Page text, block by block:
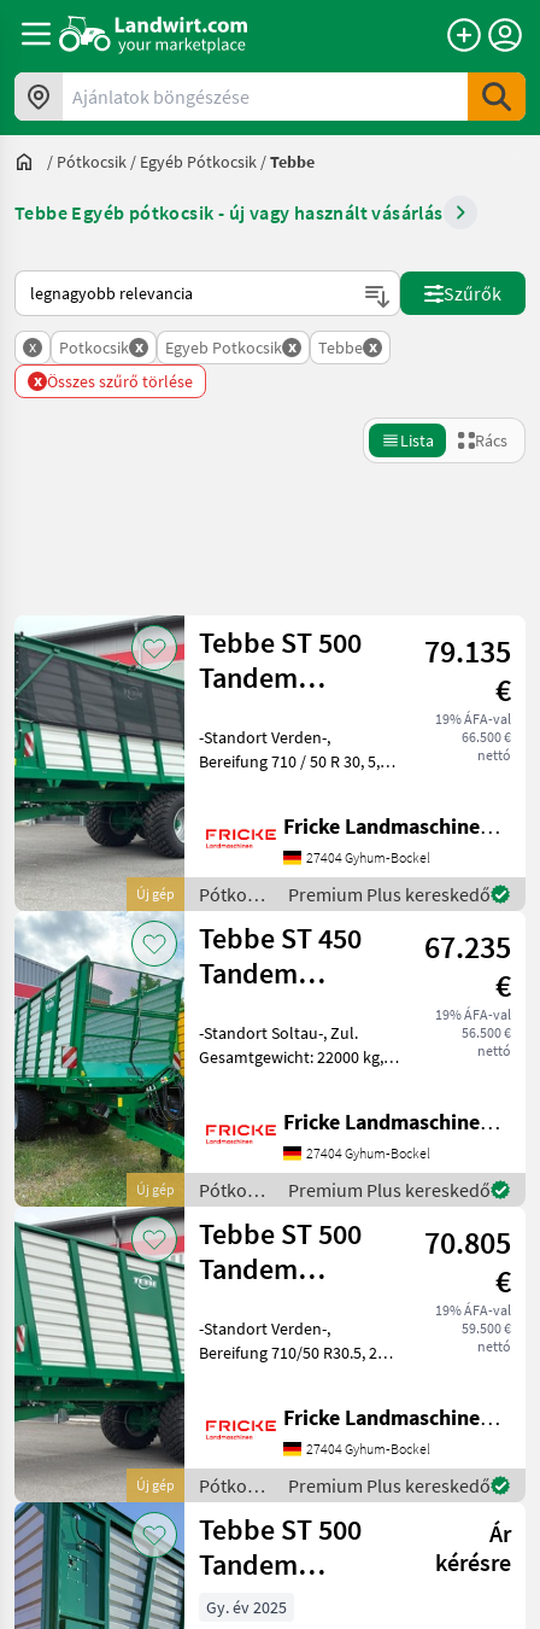
Ajánlatok böngészése
/ Pótkocsik / Egyéb Pótkocsik /Tebbe
Tebbe Egyéb pótkocsik - új vagy használt vásárlás
Így van sorba rendezve a Landwirt.com-on
Szűrők
x Potkocsik x Egyeb Potkocsik x Tebbe x
x Összes szűrő törlése
Lista Rács
Kategória 4 Ország Szűrők
AKTUÁLIS
ÚTVONAL
Mezőgazdasági
gépek/eszközök
Potkocsik
Egyeb
Potkocsik
Tebbe
KATEGÓRIA
KIVÁLASZTÁSA
Tebbe
Fliegl
Möslein
Ifor Williams
Krone
Humbaur
Mind a 38
megjelenítése
MARKETPLACE
Marketplace
Kereskedői
ajánlatok
Apróhirdetések
Visszaállítás
megjelenítése
Új gép
Tebbe ST 500
Tandem
79.135
€
19% ÁFA-val
66.500 €
nettó
-Standort Verden-,
Bereifung 710 / 50 R 30, 5,
Seitenmarkierungsleuchten,
2 Abladewalzen,
mechanisch,
Gelenkwelle, Ladera
Fricke Landmaschinen GmbH
27404 Gyhum-Bockel
Pótkocsik
/ Tebbe
Premium Plus kereskedő
Új gép
Tebbe ST 450
Tandem
67.235
€
19% ÁFA-val
56.500 €
nettó
-Standort Soltau-, Zul.
Gesamtgewicht: 22000 kg,
Bereifung 710/50 R 30, 5
BKT FL 693M,
2 Abladewalzen,
Gelenkwelle Pótkocsik
Fricke Landmaschinen GmbH
27404 Gyhum-Bockel
Pótkocsik
/ Tebbe
Premium Plus kereskedő
Új gép
Tebbe ST 500
Tandem
70.805
€
19% ÁFA-val
59.500 €
nettó
-Standort Verden-,
Bereifung 710/50 R30.5, 2
Gelenkwelle,
Druckluftbrems Pótkocsik
Egyéb pótkocsik
Fricke Landmaschinen GmbH
27404 Gyhum-Bockel
Pótkocsik
/ Tebbe
Premium Plus kereskedő
Tebbe ST 500
Tandem
Silotrailer
Ár
kérésre
Gy. év 2025